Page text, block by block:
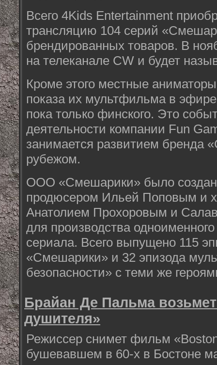
Всего 4Kids Entertainment
трансляцию 104 серий
брендированных товаров. В
на телеканале CW и будет
Кроме этого местные
показа их мультфильма в
пока только финского. Это
деятельности компании Fun
занимается развитием бренда
рубежом.
ООО «Смешарики» было
продюсером Ильей Поповым и
Анатолием Прохоровым и
для производства
сериала. Всего выпущено 115
«Смешарики» и 32 эпизода
безопасности» с теми же
Брайан Де Пальма
душителя»
Режиссер снимет фильм
бушевавшем в 60-х в Бостоне